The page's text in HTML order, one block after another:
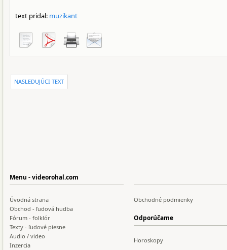
text pridal: muzikant
NASLEDUJÚCI TEXT
Menu - videorohal.com
Úvodná strana
Obchod - ľudová hudba
Fórum - folklór
Texty - ľudové piesne
Audio / video
Inzercia
Obchodné podmienky
Odporúčame
Horoskopy